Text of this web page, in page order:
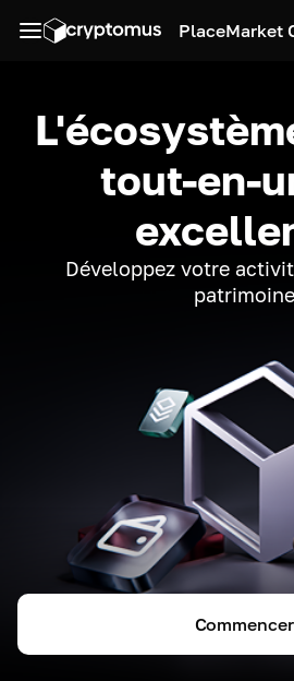
PlaceMarket
tout-en-
Développez votre
patrimoine
Commencer